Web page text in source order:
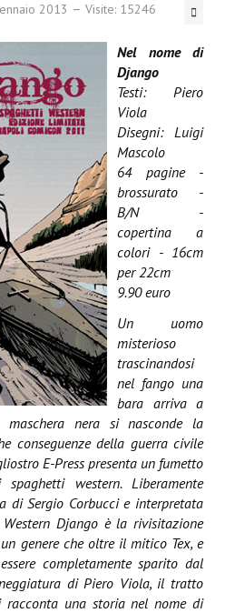
2015
2013 Visite: 15246
Nel nome di
Django
Testi: Piero
Viola
Disegni: Luigi
Mascolo
64 pagine -
brossurato -
B/N -
copertina a
colori - 16cm
per 22cm
9.90 euro
Un uomo
misterioso
trascinandosi
nel fango una
bara arriva a
maschera nera si nasconde la
conseguenze della guerra civile
E-Press presenta un fumetto
western. Liberamente
di Sergio Corbucci e interpretata
Django è la rivisitazione
genere che oltre il mitico Tex, e
completamente sparito dal
di Piero Viola, il tratto
una storia nel nome di